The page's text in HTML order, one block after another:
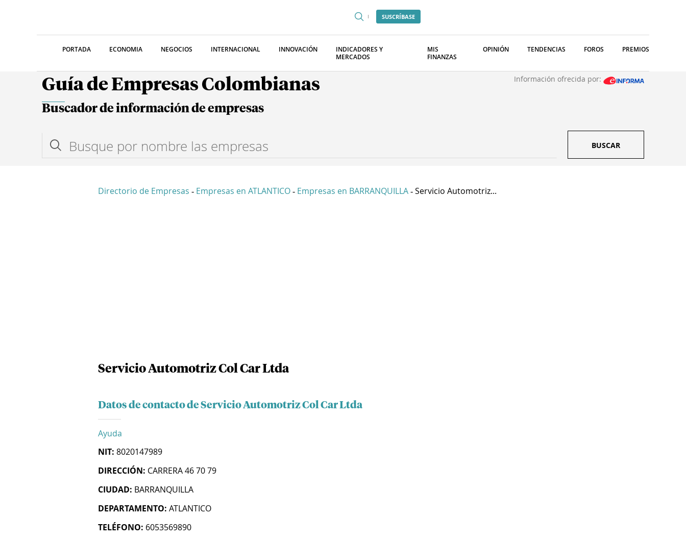
SUSCRÍBASE
PORTADA ECONOMIA NEGOCIOS INTERNACIONAL INNOVACIÓN
INDICADORES Y
MERCADOS
MIS
FINANZAS
OPINIÓN TENDENCIAS FOROS PREMIOS
Guía de Empresas Colombianas Información ofrecida por:
Buscador de información de empresas
BUSCAR
Directorio de Empresas - Empresas en ATLANTICO - Empresas en BARRANQUILLA - Servicio Automotriz...
Servicio Automotriz Col Car Ltda
Datos de contacto de Servicio Automotriz Col Car Ltda
Ayuda
NIT: 8020147989
DIRECCIÓN: CARRERA 46 70 79
CIUDAD: BARRANQUILLA
DEPARTAMENTO: ATLANTICO
TELÉFONO: 6053569890